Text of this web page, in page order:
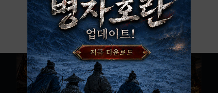
아이디 / 비밀번호 찾기 회원가입